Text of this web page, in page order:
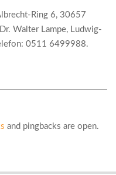
Ring 6, 30657
Walter Lampe, Ludwig-
0511 6499988.
and pingbacks are open.